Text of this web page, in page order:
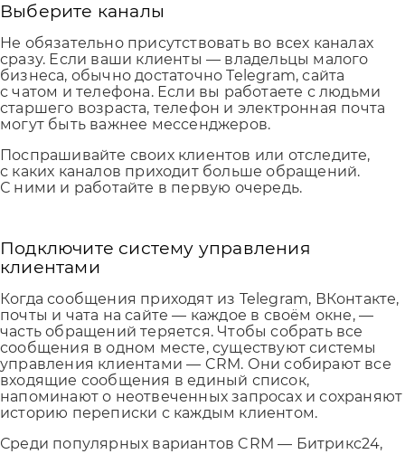
Выберите каналы
Не обязательно присутствовать во всех каналах
сразу. Если ваши клиенты — владельцы малого
бизнеса, обычно достаточно Telegram, сайта
с чатом и телефона. Если вы работаете с людьми
старшего возраста, телефон и электронная почта
могут быть важнее мессенджеров.
Поспрашивайте своих клиентов или отследите,
с каких каналов приходит больше обращений.
С ними и работайте в первую очередь.
Подключите систему управления
клиентами
Когда сообщения приходят из Telegram, ВКонтакте,
почты и чата на сайте — каждое в своём окне, —
часть обращений теряется. Чтобы собрать все
сообщения в одном месте, существуют системы
управления клиентами — CRM. Они собирают все
входящие сообщения в единый список,
напоминают о неотвеченных запросах и сохраняют
историю переписки с каждым клиентом.
Среди популярных вариантов CRM — Битрикс24,